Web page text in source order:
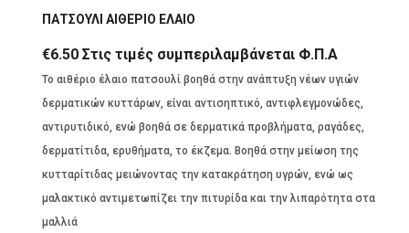
ΠΑΤΣΟΥΛΙ ΑΙΘΕΡΙΟ ΕΛΑΙΟ
€6.50 Στις τιμές συμπεριλαμβάνεται Φ.Π.Α
Το αιθέριο έλαιο πατσουλί βοηθά στην ανάπτυξη νέων υγιών
δερματικών κυττάρων, είναι αντισηπτικό, αντιφλεγμονώδες,
αντιρυτιδικό, ενώ βοηθά σε δερματικά προβλήματα, ραγάδες,
δερματίτιδα, ερυθήματα, το έκζεμα. Βοηθά στην μείωση της
κυτταρίτιδας μειώνοντας την κατακράτηση υγρών, ενώ ως
μαλακτικό αντιμετωπίζει την πιτυρίδα και την λιπαρότητα στα
μαλλιά